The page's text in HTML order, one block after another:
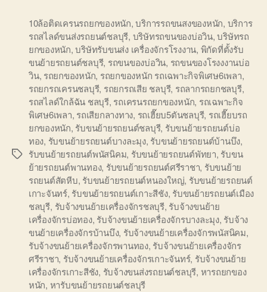
Tags
10ล้อติดเครนรถยกของหนัก,บริการรถขนสงของหนัก, บริการ
รถสไลด์ขนส่งรถยนต์ชลบุรี, บริษัทรถขนของบ่อวิน,บริษัทรถ
ยกของหนัก,บริษัทรับขนส่ง เครื่องจักรโรงงาน, พิกัดที่ตั้งรับ
ขนย้ายรถยนต์ชลบุรี, รถขนของบ่อวิน, รถขนของโรงงงานบ่อ
วิน, รถยกของหนัก, รถยกของหนัก รถเฉพาะกิจพิเศษ6เพลา,
รถยกรถเครนชลบุรี, รถยกรถเสีย ชลบุรี, รถลากรถยกชลบุรี,
รถสไลด์ใกล้ฉัน ชลบุรี, รถเครนรถยกของหนัก, รถเฉพาะกิจ
พิเศษ6เพลา, รถเสียกลางทาง, รถเฮี๊ยบ5ตันชลบุรี, รถเฮี๊ยบรถ
ยกของหนัก, รับขนย้ายรถยนต์ชลบุรี, รับขนย้ายรถยนต์บ่อ
ทอง, รับขนย้ายรถยนต์บางละมุง, รับขนย้ายรถยนต์บ้านบึง,
รับขนย้ายรถยนต์พนัสนิคม, รับขนย้ายรถยนต์พัทยา, รับขน
ย้ายรถยนต์พานทอง, รับขนย้ายรถยนต์ศรีราชา, รับขนย้าย
รถยนต์สัตหีบ, รับขนย้ายรถยนต์หนองใหญ่, รับขนย้ายรถยนต์
เกาะจันทร์, รับขนย้ายรถยนต์เกาะสีชัง, รับขนย้ายรถยนต์เมือง
ชลบุรี, รับจ้างขนย้ายเครื่องจักรชลบุรี, รับจ้างขนย้าย
เครื่องจักรบ่อทอง, รับจ้างขนย้ายเครื่องจักรบางละมุง, รับจ้าง
ขนย้ายเครื่องจักรบ้านบึง, รับจ้างขนย้ายเครื่องจักรพนัสนิคม,
รับจ้างขนย้ายเครื่องจักรพานทอง, รับจ้างขนย้ายเครื่องจักร
ศรีราชา, รับจ้างขนย้ายเครื่องจักรเกาะจันทร์, รับจ้างขนย้าย
เครื่องจักรเกาะสีชัง, รับจ้างขนส่งรถยนต์ชลบุรี, หารถยกของ
หนัก, หารับขนย้ายรถยนต์ชลบุรี